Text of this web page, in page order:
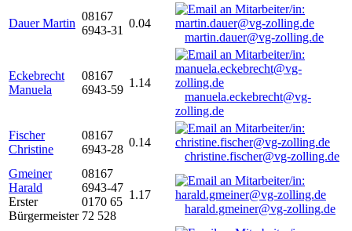
Dauer Martin
08167
6943-31
0.04
martin.dauer@vg-zolling.de
Eckebrecht
Manuela
08167
6943-59
1.14
manuela.eckebrecht@vg-
zolling.de
Fischer
Christine
08167
6943-28
0.14
christine.fischer@vg-zolling.de
Gmeiner
Harald
Erster
Bürgermeister
08167
6943-47
0170 65
72 528
1.17
harald.gmeiner@vg-zolling.de